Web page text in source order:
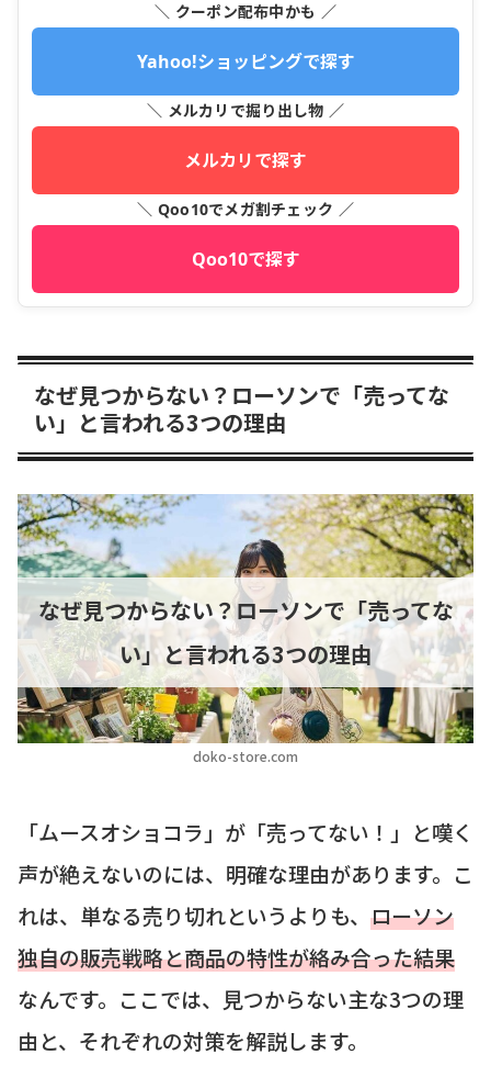
＼ クーポン配布中かも ／
Yahoo!ショッピングで探す
＼ メルカリで掘り出し物 ／
メルカリで探す
＼ Qoo10でメガ割チェック ／
Qoo10で探す
なぜ見つからない？ローソンで「売ってな
い」と言われる3つの理由
doko-store.com
なぜ見つからない？ローソンで「売ってな
い」と言われる3つの理由
「ムースオショコラ」が「売ってない！」と嘆く
声が絶えないのには、明確な理由があります。こ
れは、単なる売り切れというよりも、 ローソン
独自の販売戦略と商品の特性が絡み合った結果
なんです。ここでは、見つからない主な3つの理
由と、それぞれの対策を解説します。